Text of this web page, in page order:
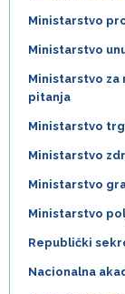
Ministarstvo
Ministarstvo
Ministarstvo za
pitanja
Ministarstvo
Ministarstvo
Ministarstvo
Ministarstvo
Republički
Nacionalna